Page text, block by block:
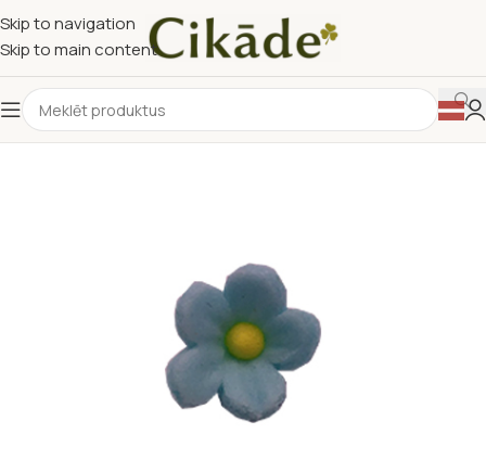
Skip to navigation
Skip to main content